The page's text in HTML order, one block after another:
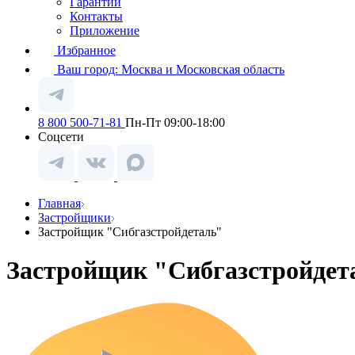
Контакты
Приложение
Избранное
Ваш город: Москва и Московская область
8 800 500-71-81 Пн-Пт 09:00-18:00
Соцсети
Главная
Застройщики
Застройщик "Сибгазстройдеталь"
Застройщик